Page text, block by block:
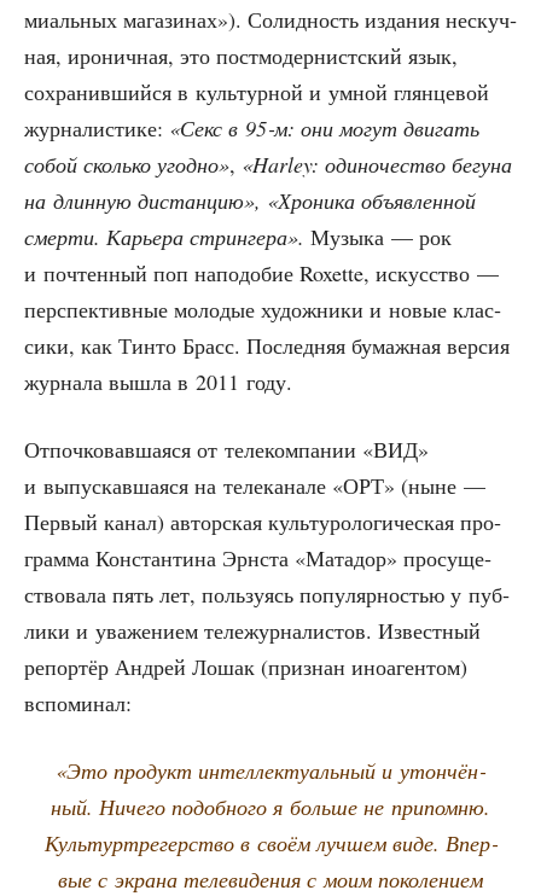
ми­аль­ных мага­зи­нах»). Солид­ность изда­ния нескуч­
ная, иро­нич­ная, это пост­мо­дер­нист­ский язык,
сохра­нив­ший­ся в куль­тур­ной и умной глян­це­вой
жур­на­ли­сти­ке: «Секс в 95‑м: они могут дви­гать
собой сколь­ко угод­но», «Harley: оди­но­че­ство бегу­на
на длин­ную дистан­цию», «Хро­ни­ка объ­яв­лен­ной
смер­ти. Карье­ра стрин­ге­ра». Музы­ка — рок
и почтен­ный поп напо­до­бие Roxette, искус­ство —
пер­спек­тив­ные моло­дые худож­ни­ки и новые клас­
си­ки, как Тин­то Брасс. Послед­няя бумаж­ная вер­сия
жур­на­ла вышла в 2011 году.
Отпоч­ко­вав­ша­я­ся от теле­ком­па­нии «ВИД»
и выпус­кав­ша­я­ся на теле­ка­на­ле «ОРТ» (ныне —
Пер­вый канал) автор­ская куль­ту­ро­ло­ги­че­ская про­
грам­ма Кон­стан­ти­на Эрн­ста «Мата­дор» про­су­ще­
ство­ва­ла пять лет, поль­зу­ясь попу­ляр­но­стью у пуб­
ли­ки и ува­же­ни­ем теле­жур­на­ли­стов. Извест­ный
репор­тёр Андрей Лошак (при­знан ино­аген­том)
вспоминал:
«Это про­дукт интел­лек­ту­аль­ный и утон­чён­
ный. Ниче­го подоб­но­го я боль­ше не при­пом­ню.
Куль­тур­тре­гер­ство в сво­ём луч­шем виде. Впер­
вые с экра­на теле­ви­де­ния с моим поко­ле­ни­ем